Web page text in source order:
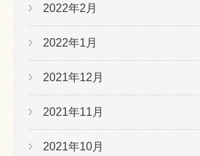
2022年2月
2022年1月
2021年12月
2021年11月
2021年10月